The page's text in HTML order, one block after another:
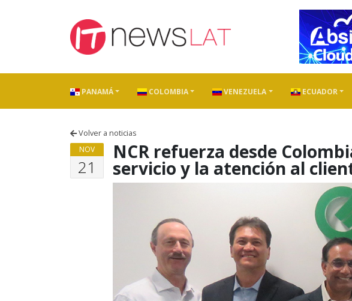
PANAMÁ COLOMBIA VENEZUELA ECUADOR
Volver a noticias
NOV
21
NCR refuerza desde
servicio y la atención al